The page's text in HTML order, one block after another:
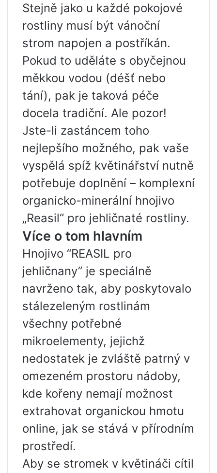
Stejně jako u každé pokojové
rostliny musí být vánoční
strom napojen a postříkán.
Pokud to uděláte s obyčejnou
měkkou vodou (déšť nebo
tání), pak je taková péče
docela tradiční. Ale pozor!
Jste-li zastáncem toho
nejlepšího možného, ​​pak vaše
vyspělá spíž květinářství nutně
potřebuje doplnění – komplexní
organicko-minerální hnojivo
„Reasil“ pro jehličnaté rostliny.
Více o tom hlavním
Hnojivo “REASIL pro
jehličnany” je speciálně
navrženo tak, aby poskytovalo
stálezeleným rostlinám
všechny potřebné
mikroelementy, jejichž
nedostatek je zvláště patrný v
omezeném prostoru nádoby,
kde kořeny nemají možnost
extrahovat organickou hmotu
online, jak se stává v přírodním
prostředí.
Aby se stromek v květináči cítil